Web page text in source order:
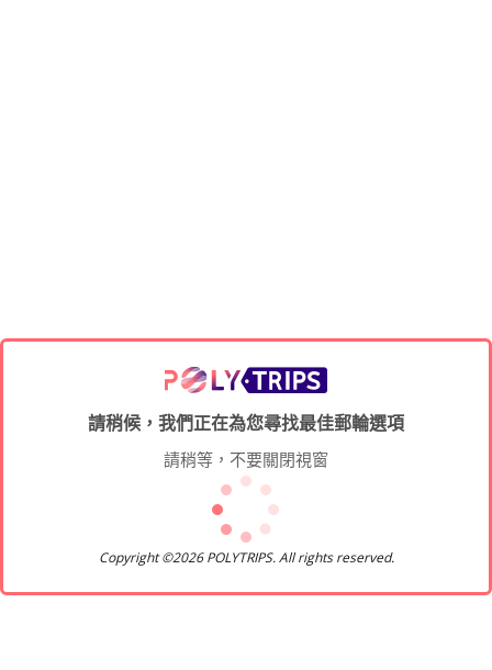
請稍候，我們正在為您尋找最佳郵輪選項
請稍等，不要關閉視窗
Copyright ©2026 POLYTRIPS. All rights reserved.